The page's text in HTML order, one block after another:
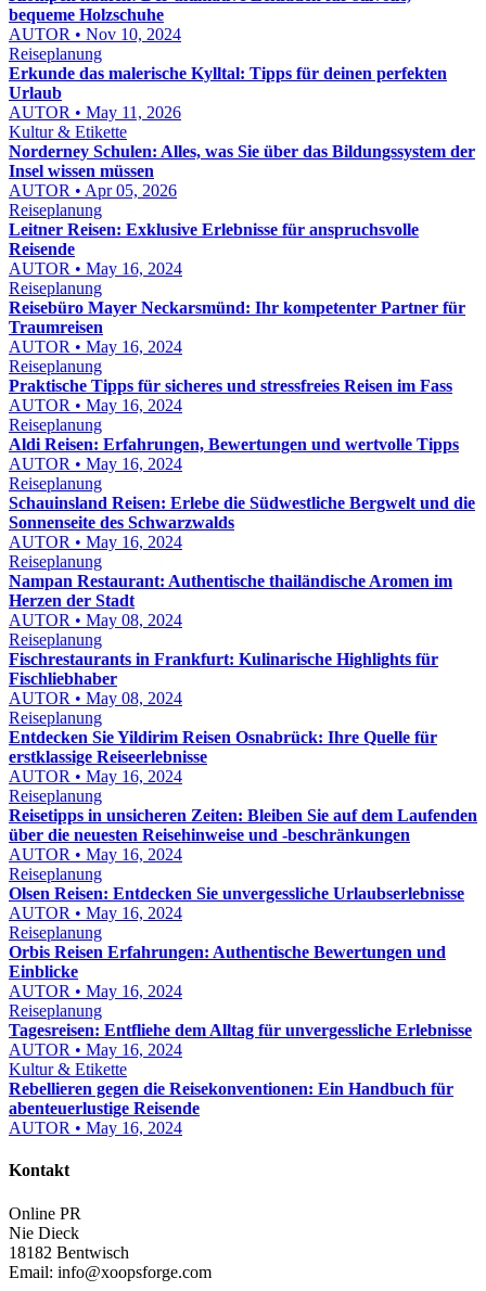
bequeme Holzschuhe
AUTOR • Nov 10, 2024
Reiseplanung
Erkunde das malerische Kylltal: Tipps für deinen perfekten
Urlaub
AUTOR • May 11, 2026
Kultur & Etikette
Norderney Schulen: Alles, was Sie über das Bildungssystem der
Insel wissen müssen
AUTOR • Apr 05, 2026
Reiseplanung
Leitner Reisen: Exklusive Erlebnisse für anspruchsvolle
Reisende
AUTOR • May 16, 2024
Reiseplanung
Reisebüro Mayer Neckarsmünd: Ihr kompetenter Partner für
Traumreisen
AUTOR • May 16, 2024
Reiseplanung
Praktische Tipps für sicheres und stressfreies Reisen im Fass
AUTOR • May 16, 2024
Reiseplanung
Aldi Reisen: Erfahrungen, Bewertungen und wertvolle Tipps
AUTOR • May 16, 2024
Reiseplanung
Schauinsland Reisen: Erlebe die Südwestliche Bergwelt und die
Sonnenseite des Schwarzwalds
AUTOR • May 16, 2024
Reiseplanung
Nampan Restaurant: Authentische thailändische Aromen im
Herzen der Stadt
AUTOR • May 08, 2024
Reiseplanung
Fischrestaurants in Frankfurt: Kulinarische Highlights für
Fischliebhaber
AUTOR • May 08, 2024
Reiseplanung
Entdecken Sie Yildirim Reisen Osnabrück: Ihre Quelle für
erstklassige Reiseerlebnisse
AUTOR • May 16, 2024
Reiseplanung
Reisetipps in unsicheren Zeiten: Bleiben Sie auf dem Laufenden
über die neuesten Reisehinweise und -beschränkungen
AUTOR • May 16, 2024
Reiseplanung
Olsen Reisen: Entdecken Sie unvergessliche Urlaubserlebnisse
AUTOR • May 16, 2024
Reiseplanung
Orbis Reisen Erfahrungen: Authentische Bewertungen und
Einblicke
AUTOR • May 16, 2024
Reiseplanung
Tagesreisen: Entfliehe dem Alltag für unvergessliche Erlebnisse
AUTOR • May 16, 2024
Kultur & Etikette
Rebellieren gegen die Reisekonventionen: Ein Handbuch für
abenteuerlustige Reisende
AUTOR • May 16, 2024
Kontakt
Online PR
Nie Dieck
18182 Bentwisch
Email: info@xoopsforge.com